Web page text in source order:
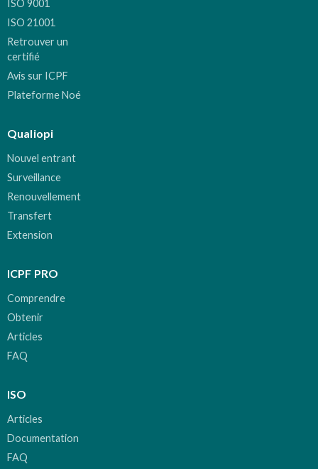
ISO 9001
ISO 21001
Retrouver un
certifié
Avis sur ICPF
Plateforme Noé
Qualiopi
Nouvel entrant
Surveillance
Renouvellement
Transfert
Extension
ICPF PRO
Comprendre
Obtenir
Articles
FAQ
ISO
Articles
Documentation
FAQ